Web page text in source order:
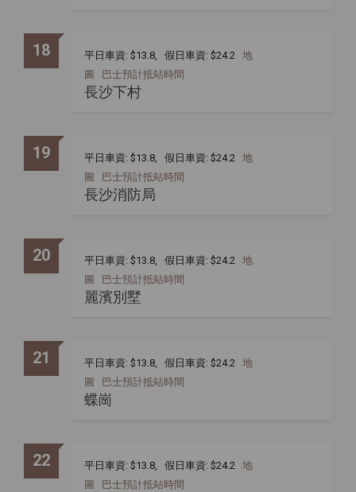
18 平日車資: $13.8, 假日車資: $24.2 地
圖
巴士預計抵站時間
長沙下村
19 平日車資: $13.8, 假日車資: $24.2 地
圖
巴士預計抵站時間
長沙消防局
20 平日車資: $13.8, 假日車資: $24.2 地
圖
巴士預計抵站時間
麗濱別墅
21 平日車資: $13.8, 假日車資: $24.2 地
圖
巴士預計抵站時間
蝶崗
22 平日車資: $13.8, 假日車資: $24.2 地
圖
巴士預計抵站時間